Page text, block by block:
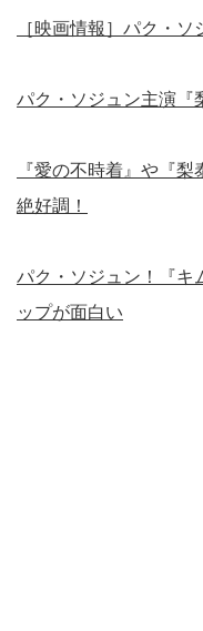
［映画情報］パク・
パク・ソジュン主演『
『愛の不時着』や『
絶好調！
パク・ソジュン！『キ
ップが面白い